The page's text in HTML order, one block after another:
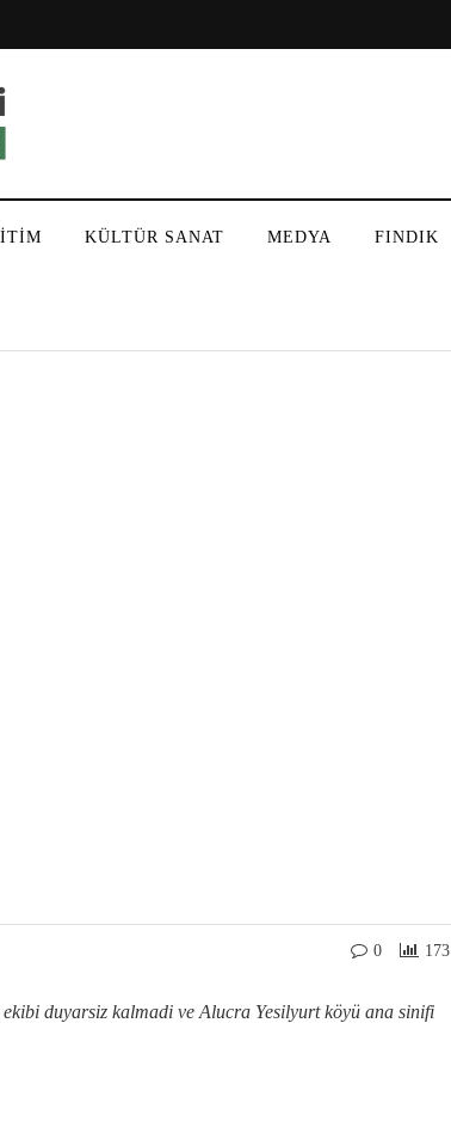
KÜLTÜR SANAT MEDYA FINDIK
0 173
duyarsiz kalmadi ve Alucra Yesilyurt köyü ana sinifi